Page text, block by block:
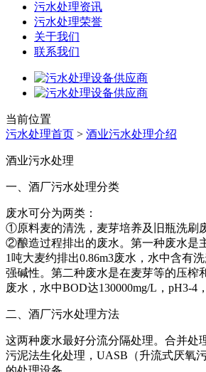
污水处理资讯
污水处理荣誉
关于我们
联系我们
当前位置
污水处理首页 > 酒业污水处理介绍
酒业污水处理
一、酒厂污水处理分类
废水可分为两类：
①原料麦的清洗，麦芽培养及旧瓶洗刷
②酿造过程排出的废水。第一种废水是
1吨大麦约排出0.86m3废水，水中含有
强碱性。第二种废水是在麦芽等的压榨
废水，水中BOD达130000mg/L，pH3-4
二、酒厂污水处理方法
这两种废水最好分流分隔处理。合并处
污泥法生化处理，UASB（升流式厌氧